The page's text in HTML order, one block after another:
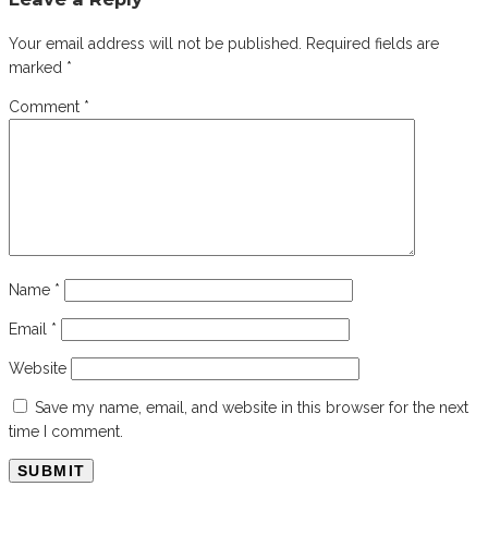
Your email address will not be published.
Required fields are
marked *
Comment *
Name *
Email *
Website
Save my name, email, and website in this browser for the next
time I comment.